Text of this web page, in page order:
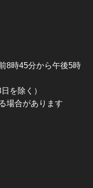
8時45分から午後5時
を除く）
場合があります